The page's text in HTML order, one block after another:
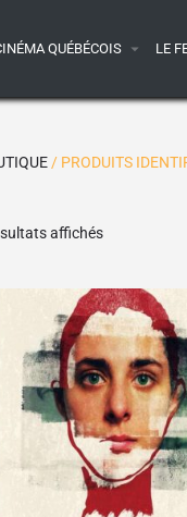
QUÉBÉCOIS LE
/ PRODUITS
affichés